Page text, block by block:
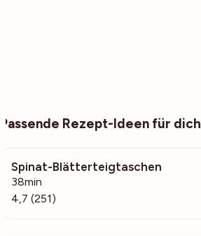
Passende Rezept-Ideen für dich
Spinat-Blätterteigtaschen
38min
4,7 (251)